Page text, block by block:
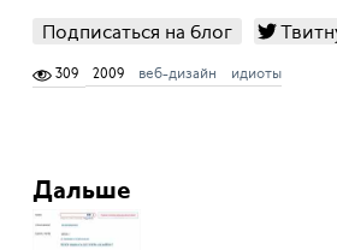
Подписаться на блог
309 2009 веб-дизайн идиоты
Дальше